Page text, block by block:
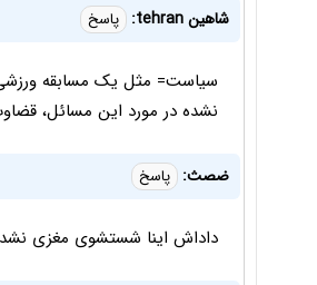
شاهین tehran: پاسخ
سیاست= مثل یک مسابقه
نشده در مورد این مسائل،
ضصث: پاسخ
داداش اینا شستشوی مغزی